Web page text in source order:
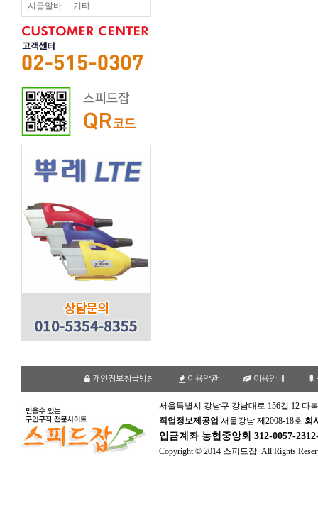
시급알바 기타
개인정보취급방침 이용약관 이용안내
서울특별시 강남구 강남대로 156길 12 다
직업정보제공업 서울강남 제2008-18호 회
입금계좌 농협중앙회 312-0057-
Copyright © 2014 스피드잡. All Rights